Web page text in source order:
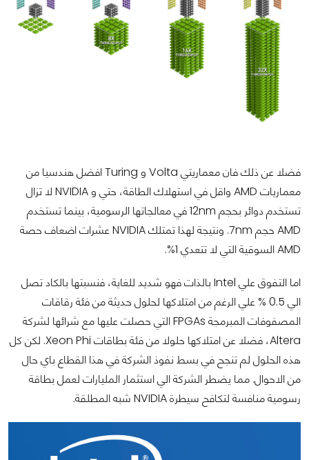
فضلا عن ذلك فان معماريتي Volta و Turing افضل هندسيا من
معماريات AMD واقل في استهلاك الطاقة، حتي و NVIDIA لا تزال
تستخدم دوائر بحجم 12nm في معالجاتها الرسومية، بينما تستخدم
AMD حجم 7nm.
ونتيجة لهذا تمتلك NVIDIA عشرات اضعاف حصة
AMD السوقية التي لا تتعدي 1%.
اما التفوق علي Intel بالذات فهو شديد للغاية، فنسبتها بالكاد تصل
الي 0.5 % علي الرغم من امتلاكها لحلول حديثة من فئة رقاقات
المصفوفات المبرمجة FPGAs التي حصلت عليها مع شرائها لشركة
Altera، فضلا عن امتلاكها حلولا من فئة بطاقات Xeon Phi. لكن كل
هذه الحلول لم تنجح في بسط نفوذ الشركة في هذا القطاع باي حال
من الاحوال. مما يضطر الشركة الي استثمار المليارات لعمل بطاقة
رسومية منافسة لتكافح سيطرة NVIDIA شبه المطلقة.